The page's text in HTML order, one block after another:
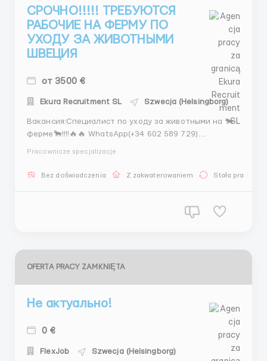
СРОЧНО!!!!! ТРЕБУЮТСЯ
РАБОЧИЕ НА ФЕРМУ ПО
УХОДУ ЗА ЖИВОТНЫМИ
ШВЕЦИЯ
от 3500 €
Ekura Recruitment SL Szwecja (Helsingborg)
Вакансия:Специалист по уходу за животными на 🐄
ферме🐂!!!!🔥🔥 WhatsApp(+34 602 589 729)
работы: Мы ищем ответственного и любящего
Pracownicze specjalizacje
Bez doświadczenia Z zakwaterowaniem Stała praca
OFERTA PRACY ZAMKNIĘTA
Не актуально!
0 €
FlexJob Szwecja (Helsingborg)